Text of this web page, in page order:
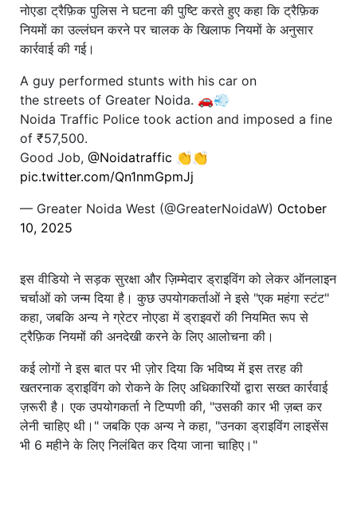
नोएडा ट्रैफ़िक पुलिस ने घटना की पुष्टि करते हुए कहा कि ट्रैफ़िक
नियमों का उल्लंघन करने पर चालक के खिलाफ नियमों के अनुसार
कार्रवाई की गई।
A guy performed stunts with his car on
the streets of Greater Noida. 🚗💨
Noida Traffic Police took action and imposed a fine
of ₹57,500.
Good Job, @Noidatraffic 👏👏
pic.twitter.com/Qn1nmGpmJj
— Greater Noida West (@GreaterNoidaW) October
10, 2025
इस वीडियो ने सड़क सुरक्षा और ज़िम्मेदार ड्राइविंग को लेकर ऑनलाइन
चर्चाओं को जन्म दिया है। कुछ उपयोगकर्ताओं ने इसे "एक महंगा स्टंट"
कहा, जबकि अन्य ने ग्रेटर नोएडा में ड्राइवरों की नियमित रूप से
ट्रैफ़िक नियमों की अनदेखी करने के लिए आलोचना की।
कई लोगों ने इस बात पर भी ज़ोर दिया कि भविष्य में इस तरह की
खतरनाक ड्राइविंग को रोकने के लिए अधिकारियों द्वारा सख्त कार्रवाई
ज़रूरी है। एक उपयोगकर्ता ने टिप्पणी की, "उसकी कार भी ज़ब्त कर
लेनी चाहिए थी।" जबकि एक अन्य ने कहा, "उनका ड्राइविंग लाइसेंस
भी 6 महीने के लिए निलंबित कर दिया जाना चाहिए।"